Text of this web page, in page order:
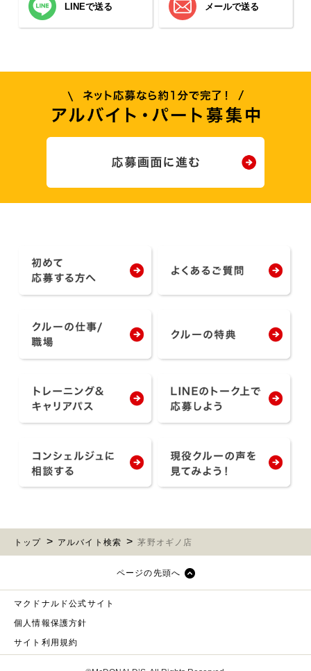
LINEで送る メールで送る
トップ アルバイト検索 茅野オギノ店
ページの先頭へ
マクドナルド公式サイト
個人情報保護方針
サイト利用規約